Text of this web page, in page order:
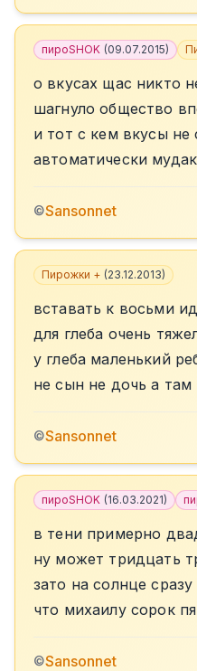
пироSHOK (09.07.2015)
о вкусах щас никто
шагнуло общество
и тот с кем вкусы не
автоматически мудак
©Sansonnet
Пирожки + (23.12.2013)
вставать к восьми
для глеба очень
у глеба маленький
не сын не дочь а там
©Sansonnet
пироSHOK (16.03.2021)
в тени примерно
ну может тридцать
зато на солнце
что михаилу сорок
©Sansonnet